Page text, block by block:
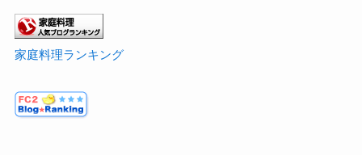
家庭料理ランキング